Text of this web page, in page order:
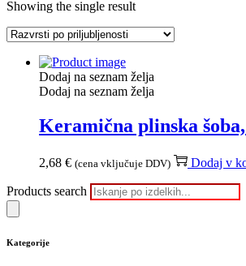
Showing the single result
Dodaj na seznam želja
Dodaj na seznam želja
Keramična plinska
2,68 € (cena vključuje DDV) Dodaj v
Products search
Kategorije